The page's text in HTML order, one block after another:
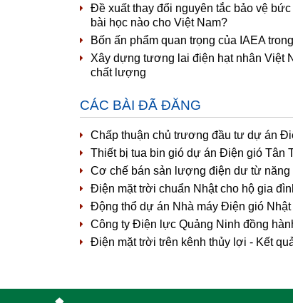
Đề xuất thay đổi nguyên tắc bảo vệ
bài học nào cho Việt Nam?
Bốn ấn phẩm quan trọng của IAEA
Xây dựng tương lai điện hạt nhân Việt
chất lượng
CÁC BÀI ĐÃ ĐĂNG
Chấp thuận chủ trương đầu tư dự án
Thiết bị tua bin gió dự án Điện gió Tân
Cơ chế bán sản lượng điện dư từ
Điện mặt trời chuẩn Nhật cho hộ gia
Động thổ dự án Nhà máy Điện gió Nhật
Công ty Điện lực Quảng Ninh đồng
Điện mặt trời trên kênh thủy lợi - Kết